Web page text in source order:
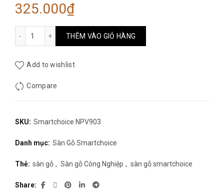
325.000₫
Sàn gỗ Smartchoice NPV903 số lượng
THÊM VÀO GIỎ HÀNG
Add to wishlist
Compare
SKU: Smartchoice NPV903
Danh mục: Sàn Gỗ Smartchoice
Thẻ: sàn gỗ , Sàn gỗ Công Nghiệp , sàn gỗ smartchoice
Share